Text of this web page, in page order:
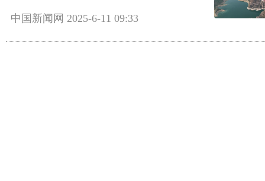
中国新闻网 2025-6-11 09:33